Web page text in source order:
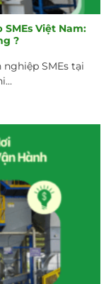
Việt Nam:
?
SMEs tại